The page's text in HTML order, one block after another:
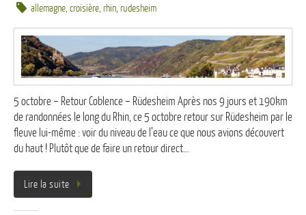
allemagne,croisière,rhin,rudesheim
5 octobre – Retour Coblence – Rüdesheim Après nos 9 jours et 190km
de randonnées le long du Rhin, ce 5 octobre retour sur Rüdesheim par le
fleuve lui-même : voir du niveau de l’eau ce que nous avions découvert
du haut ! Plutôt que de faire un retour direct…
Lire la suite